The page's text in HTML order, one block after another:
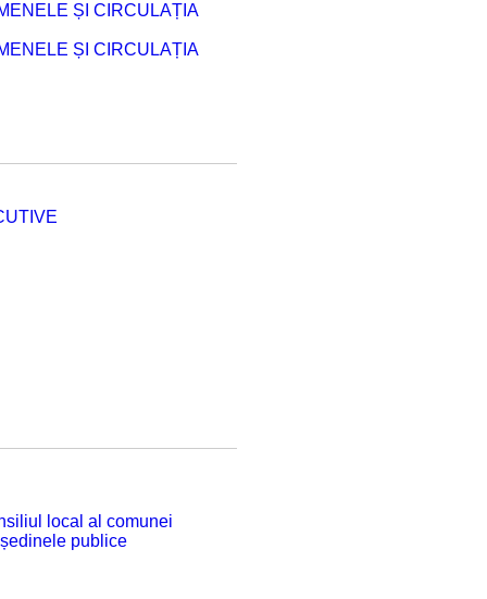
ȘI CIRCULAȚIA
ȘI CIRCULAȚIA
local al comunei
publice